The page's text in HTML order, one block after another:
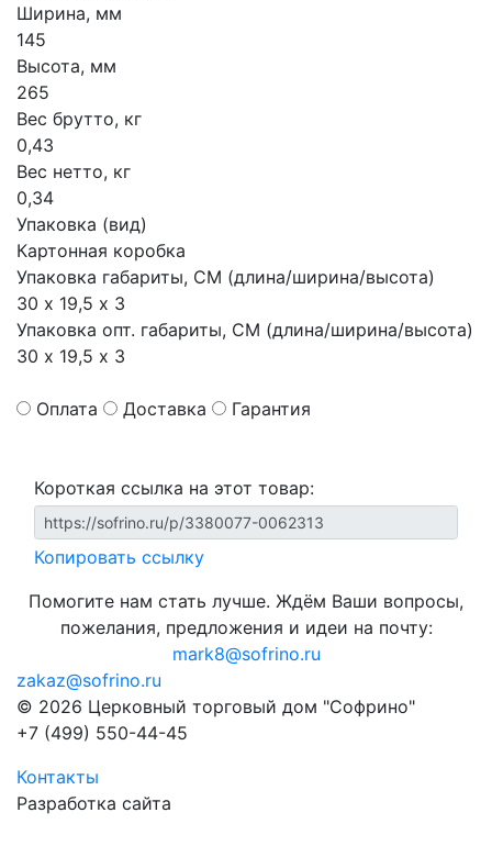
Ширина, мм
145
Высота, мм
265
Вес брутто, кг
0,43
Вес нетто, кг
0,34
Упаковка (вид)
Картонная коробка
Упаковка габариты, СМ (длина/ширина/высота)
30 х 19,5 х 3
Упаковка опт. габариты, СМ (длина/ширина/высота)
30 х 19,5 х 3
Оплата Доставка Гарантия
Короткая ссылка на этот товар:
Копировать ссылку
Помогите нам стать лучше. Ждём Ваши вопросы,
пожелания, предложения и идеи на почту:
mark8@sofrino.ru
zakaz@sofrino.ru
© 2026 Церковный торговый дом "Софрино"
+7 (499) 550-44-45
Контакты
Разработка сайта